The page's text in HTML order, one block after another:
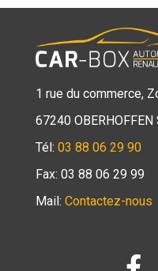
1 rue du commerce,
67240 OBERHOFFEN
Tél: 03 88 06 29 90
Fax: 03 88 06 29 99
Mail: Contactez-nous